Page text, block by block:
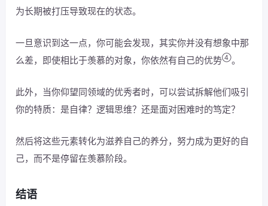
为长期被打压导致现在的状态。
一旦意识到这一点，你可能会发现，其实你并没有想象中那
么差，即使相比于羡慕的对象，你依然有自己的优势④。
此外，当你仰望同领域的优秀者时，可以尝试拆解他们吸引
你的特质：是自律？逻辑思维？还是面对困难时的笃定？
然后将这些元素转化为滋养自己的养分，努力成为更好的自
己，而不是停留在羡慕阶段。
结语